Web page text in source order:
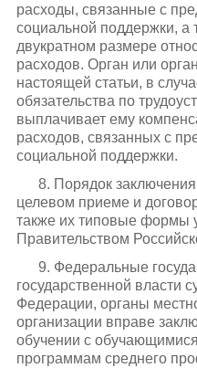
расходы, связанные с
социальной поддержки,
двукратном размере
расходов. Орган или
настоящей статьи, в
обязательства по
выплачивает ему
расходов, связанных с
социальной поддержки.
8. Порядок
целевом приеме и
также их типовые формы
Правительством
9. Федеральные
государственной власти
Федерации, органы
организации вправе
обучении с
программам среднего